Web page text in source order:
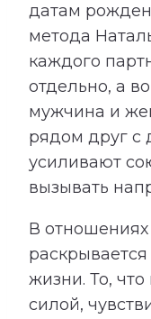
датам
метода
каждого
отдельно, а
мужчина и
рядом друг с
усиливают
вызывать
В отношениях
жизни. То, что
силой,